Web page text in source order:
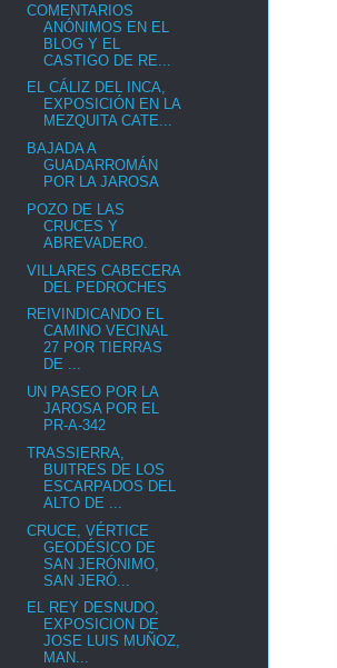
COMENTARIOS
ANÓNIMOS EN EL
BLOG Y EL
CASTIGO DE RE...
EL CÁLIZ DEL INCA,
EXPOSICIÓN EN LA
MEZQUITA CATE...
BAJADA A
GUADARROMÁN
POR LA JAROSA
POZO DE LAS
CRUCES Y
ABREVADERO.
VILLARES CABECERA
DEL PEDROCHES
REIVINDICANDO EL
CAMINO VECINAL
27 POR TIERRAS
DE ...
UN PASEO POR LA
JAROSA POR EL
PR-A-342
TRASSIERRA,
BUITRES DE LOS
ESCARPADOS DEL
ALTO DE ...
CRUCE, VÉRTICE
GEODÉSICO DE
SAN JERÓNIMO,
SAN JERÓ...
EL REY DESNUDO,
EXPOSICION DE
JOSE LUIS MUÑOZ,
MAN...